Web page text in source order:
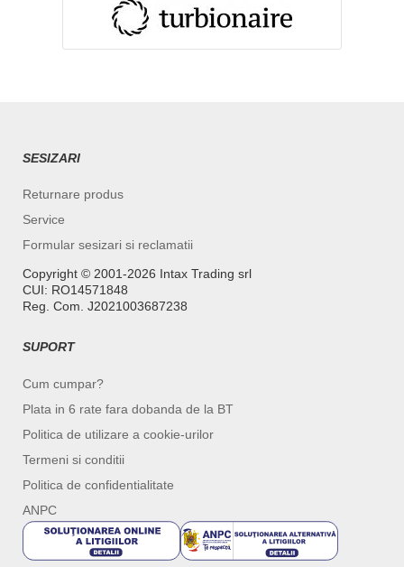
SESIZARI
Returnare produs
Service
Formular sesizari si reclamatii
Copyright ©️ 2001-2026 Intax Trading srl
CUI: RO14571848
Reg. Com. J2021003687238
SUPORT
Cum cumpar?
Plata in 6 rate fara dobanda de la BT
Politica de utilizare a cookie-urilor
Termeni si conditii
Politica de confidentialitate
ANPC